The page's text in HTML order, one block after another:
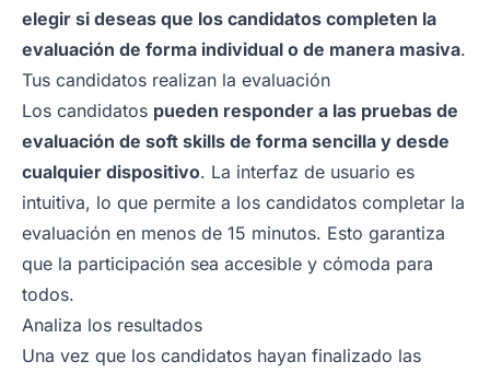
elegir si deseas que los candidatos completen la
evaluación de forma individual o de manera masiva.
Tus candidatos realizan la evaluación
Los candidatos pueden responder a las pruebas de
evaluación de soft skills de forma sencilla y desde
cualquier dispositivo. La interfaz de usuario es
intuitiva, lo que permite a los candidatos completar la
evaluación en menos de 15 minutos. Esto garantiza
que la participación sea accesible y cómoda para
todos.
Analiza los resultados
Una vez que los candidatos hayan finalizado las